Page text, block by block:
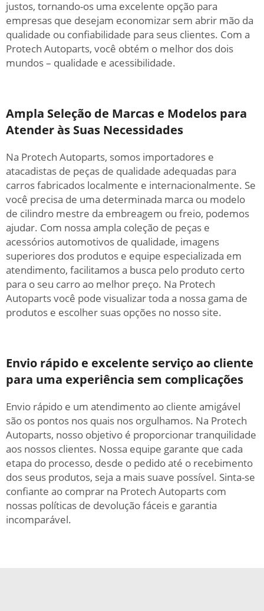
justos, tornando-os uma excelente opção para
empresas que desejam economizar sem abrir mão da
qualidade ou confiabilidade para seus clientes. Com a
Protech Autoparts, você obtém o melhor dos dois
mundos – qualidade e acessibilidade.
Ampla Seleção de Marcas e Modelos para
Atender às Suas Necessidades
Na Protech Autoparts, somos importadores e
atacadistas de peças de qualidade adequadas para
carros fabricados localmente e internacionalmente. Se
você precisa de uma determinada marca ou modelo
de cilindro mestre da embreagem ou freio, podemos
ajudar. Com nossa ampla coleção de peças e
acessórios automotivos de qualidade, imagens
superiores dos produtos e equipe especializada em
atendimento, facilitamos a busca pelo produto certo
para o seu carro ao melhor preço. Na Protech
Autoparts você pode visualizar toda a nossa gama de
produtos e escolher suas opções no nosso site.
Envio rápido e excelente serviço ao cliente
para uma experiência sem complicações
Envio rápido e um atendimento ao cliente amigável
são os pontos nos quais nos orgulhamos. Na Protech
Autoparts, nosso objetivo é proporcionar tranquilidade
aos nossos clientes. Nossa equipe garante que cada
etapa do processo, desde o pedido até o recebimento
dos seus produtos, seja a mais suave possível. Sinta-se
confiante ao comprar na Protech Autoparts com
nossas políticas de devolução fáceis e garantia
incomparável.